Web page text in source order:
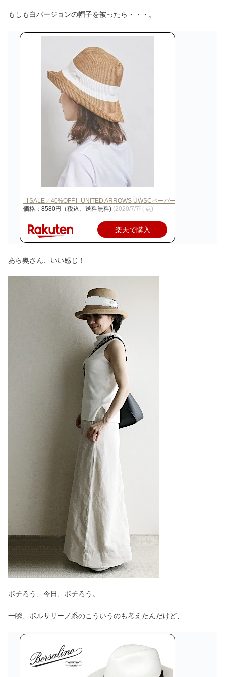
もしも白バージョンの帽子を被ったら・・・。
【SALE／40%OFF】UNITED ARROWS UWSCペーパーツートーン…
価格：8580円（税込、送料無料) (2020/7/7時点)
楽天で購入
あら奥さん、いい感じ！
ポチろう、今日、ポチろう。
一瞬、ボルサリーノ系のこういうのも考えたんだけど、